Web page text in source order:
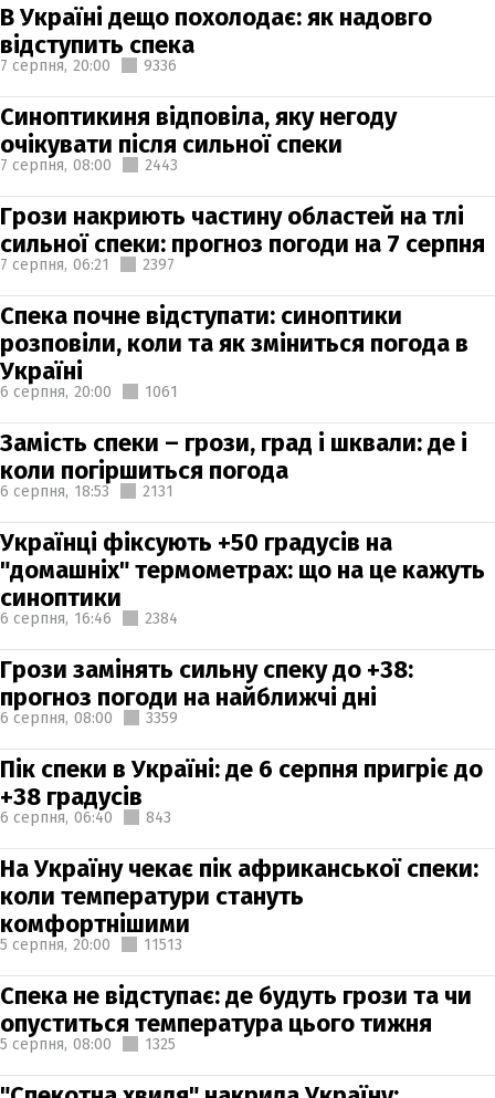
В Україні дещо похолодає: як надовго
відступить спека
7 серпня, 20:00 9336
Синоптикиня відповіла, яку негоду
очікувати після сильної спеки
7 серпня, 08:00 2443
Грози накриють частину областей на тлі
сильної спеки: прогноз погоди на 7 серпня
7 серпня, 06:21 2397
Спека почне відступати: синоптики
розповіли, коли та як зміниться погода в
Україні
6 серпня, 20:00 1061
Замість спеки – грози, град і шквали: де і
коли погіршиться погода
6 серпня, 18:53 2131
Українці фіксують +50 градусів на
"домашніх" термометрах: що на це кажуть
синоптики
6 серпня, 16:46 2384
Грози замінять сильну спеку до +38:
прогноз погоди на найближчі дні
6 серпня, 08:00 3359
Пік спеки в Україні: де 6 серпня пригріє до
+38 градусів
6 серпня, 06:40 843
На Україну чекає пік африканської спеки:
коли температури стануть
комфортнішими
5 серпня, 20:00 11513
Спека не відступає: де будуть грози та чи
опуститься температура цього тижня
5 серпня, 08:00 1325